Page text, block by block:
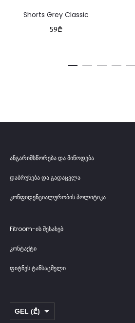
Shorts Grey Classic
59₾
ანგარიშსწორება და მიწოდება
დაბრუნება და გადაცვლა
კონფიდენციალურობის პოლიტიკა
Fitroom-ის შესახებ
კონტაქტი
ფიტნეს ტანსაცმელი
GEL (₾)